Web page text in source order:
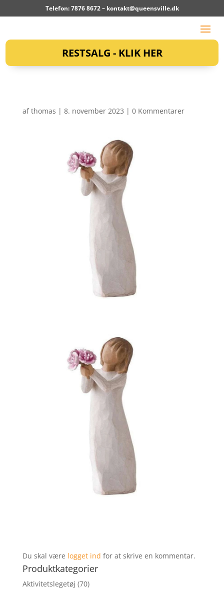
Telefon: 7876 8672 – kontakt@queensville.dk
RESTSALG - KLIK HER
afthomas | 8. november 2023 | 0 Kommentarer
Du skal være logget ind for at skrive en kommentar.
Produktkategorier
Aktivitetslegetøj (70)